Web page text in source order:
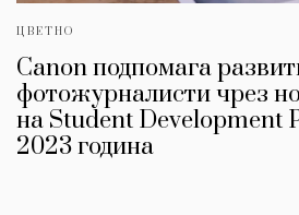
ЦВЕТНО
Canon подпомага
фотожурналисти чрез
на Student Development
2023 година